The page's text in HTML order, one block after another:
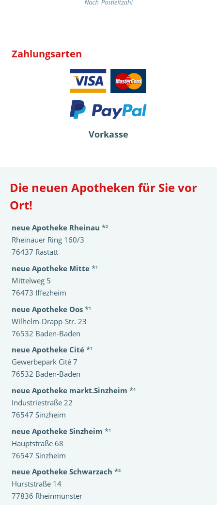
Zahlungsarten
Vorkasse
Die neuen Apotheken für Sie vor
Ort!
neue Apotheke Rheinau *²
Rheinauer Ring 160/3
76437 Rastatt
neue Apotheke Mitte *¹
Mittelweg 5
76473 Iffezheim
neue Apotheke Oos *¹
Wilhelm-Drapp-Str. 23
76532 Baden-Baden
neue Apotheke Cité *¹
Gewerbepark Cité 7
76532 Baden-Baden
neue Apotheke markt.Sinzheim *⁴
Industriestraße 22
76547 Sinzheim
neue Apotheke Sinzheim *¹
Hauptstraße 68
76547 Sinzheim
neue Apotheke Schwarzach *³
Hurststraße 14
77836 Rheinmünster